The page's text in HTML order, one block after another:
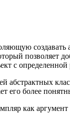
позволяет
с
абстрактных
его более
как